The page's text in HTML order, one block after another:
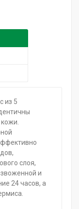
из 5
слоя,
и
24 часов, а